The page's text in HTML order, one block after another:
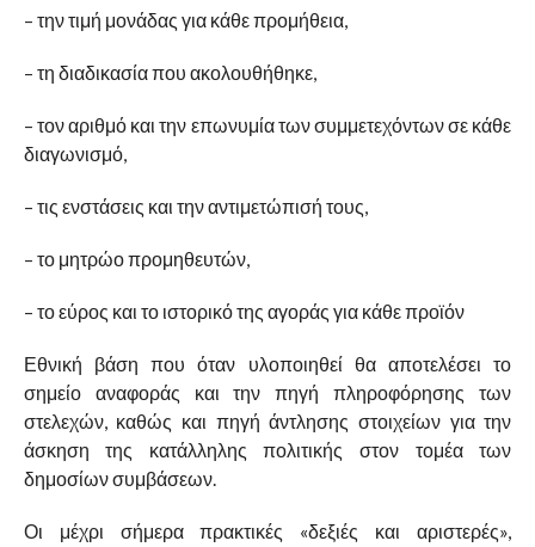
– την τιμή μονάδας για κάθε προμήθεια,
– τη διαδικασία που ακολουθήθηκε,
– τον αριθμό και την επωνυμία των συμμετεχόντων σε κάθε
διαγωνισμό,
– τις ενστάσεις και την αντιμετώπισή τους,
– το μητρώο προμηθευτών,
– το εύρος και το ιστορικό της αγοράς για κάθε προϊόν
Εθνική βάση που όταν υλοποιηθεί θα αποτελέσει το
σημείο αναφοράς και την πηγή πληροφόρησης των
στελεχών, καθώς και πηγή άντλησης στοιχείων για την
άσκηση της κατάλληλης πολιτικής στον τομέα των
δημοσίων συμβάσεων.
Οι μέχρι σήμερα πρακτικές «δεξιές και αριστερές»,